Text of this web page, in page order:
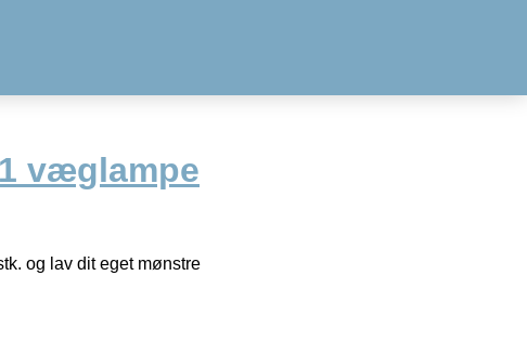
væglampe
og lav dit eget mønstre